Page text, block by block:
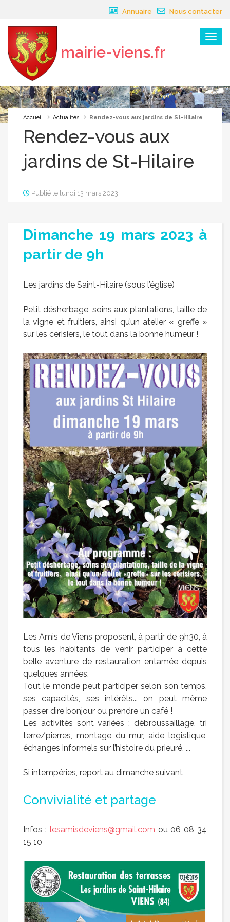
Annuaire Nous contacter
Menu
mairie-viens.fr
×
Accueil Actualités Rendez-vous aux jardins de St-Hilaire
Rendez-vous aux
jardins de St-Hilaire
Publié le lundi 13 mars 2023
Dimanche 19 mars 2023 à
partir de 9h
Les jardins de Saint-Hilaire (sous l’église)
Petit désherbage, soins aux plantations, taille de
la vigne et fruitiers, ainsi qu’un atelier « greffe »
sur les cerisiers, le tout dans la bonne humeur !
Les Amis de Viens proposent, à partir de 9h30, à
tous les habitants de venir participer à cette
belle aventure de restauration entamée depuis
quelques années.
Tout le monde peut participer selon son temps,
ses capacités, ses intérêts... on peut même
passer dire bonjour ou prendre un café !
Les activités sont variées : débroussaillage, tri
terre/pierres, montage du mur, aide logistique,
échanges informels sur l’histoire du prieuré, ...
Si intempéries, report au dimanche suivant
Convivialité et partage
Infos : lesamisdeviens@gmail.com ou 06 08 34
15 10
Panneau de gestion des cookies